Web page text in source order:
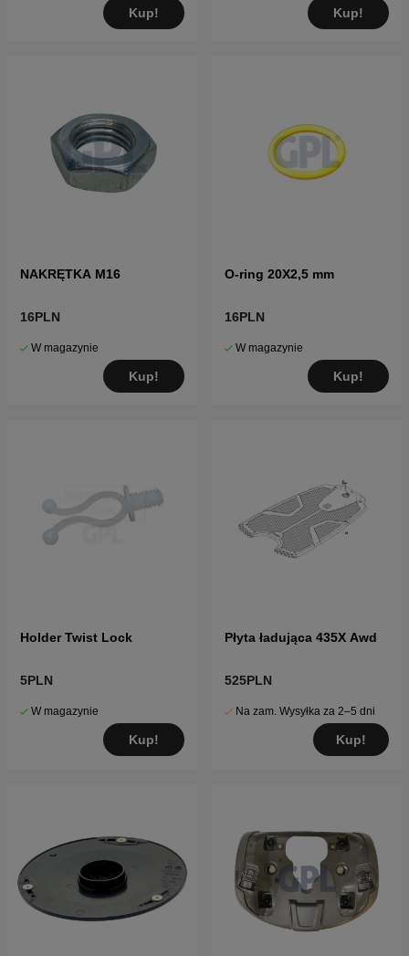
Kup! Kup!
NAKRĘTKA M16
16PLN
W magazynie
Kup!
O-ring 20X2,5 mm
16PLN
W magazynie
Kup!
Holder Twist Lock
5PLN
W magazynie
Kup!
Płyta ładująca 435X Awd
525PLN
Na zam. Wysyłka za 2–5 dni
Kup!